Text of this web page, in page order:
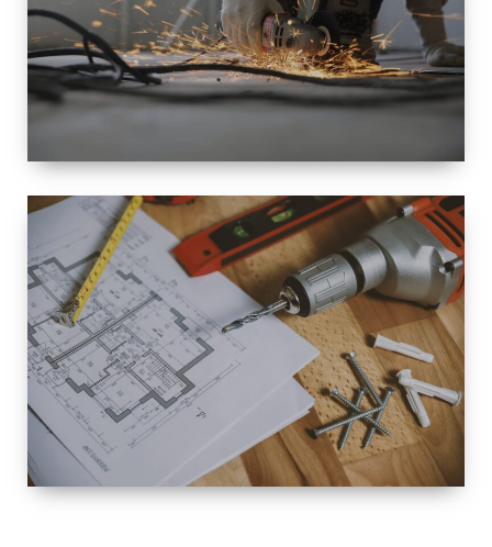
ESPACE
RÉNOVATION
INTÉRIEURE ET
EXTÉRIEURE